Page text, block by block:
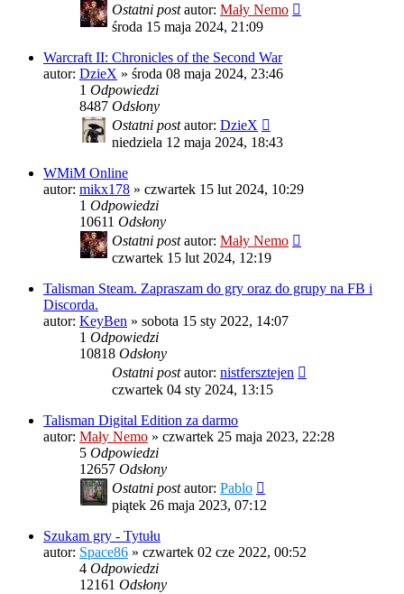
Ostatni postautor: Mały Nemo
środa 15 maja 2024, 21:09
Warcraft II: Chronicles of the Second War
autor: DzieX » środa 08 maja 2024, 23:46
1 Odpowiedzi
8487 Odsłony
Ostatni postautor: DzieX
niedziela 12 maja 2024, 18:43
WMiM Online
autor: mikx178 » czwartek 15 lut 2024, 10:29
1 Odpowiedzi
10611 Odsłony
Ostatni postautor: Mały Nemo
czwartek 15 lut 2024, 12:19
Talisman Steam. Zapraszam do gry oraz do grupy na FB i
Discorda.
autor: KeyBen » sobota 15 sty 2022, 14:07
1 Odpowiedzi
10818 Odsłony
Ostatni postautor: nistfersztejen
czwartek 04 sty 2024, 13:15
Talisman Digital Edition za darmo
autor: Mały Nemo » czwartek 25 maja 2023, 22:28
5 Odpowiedzi
12657 Odsłony
Ostatni postautor: Pablo
piątek 26 maja 2023, 07:12
Szukam gry - Tytułu
autor: Space86 » czwartek 02 cze 2022, 00:52
4 Odpowiedzi
12161 Odsłony